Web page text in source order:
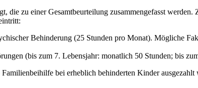
die zu einer Gesamtbeurteilung zusammengefasst
Behinderung (25 Stunden pro Monat). Mögliche
(bis zum 7. Lebensjahr: monatlich 50 Stunden; bis
bei erheblich behinderten Kinder